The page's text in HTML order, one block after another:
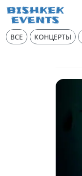
ВСЕ КОНЦЕРТЫ